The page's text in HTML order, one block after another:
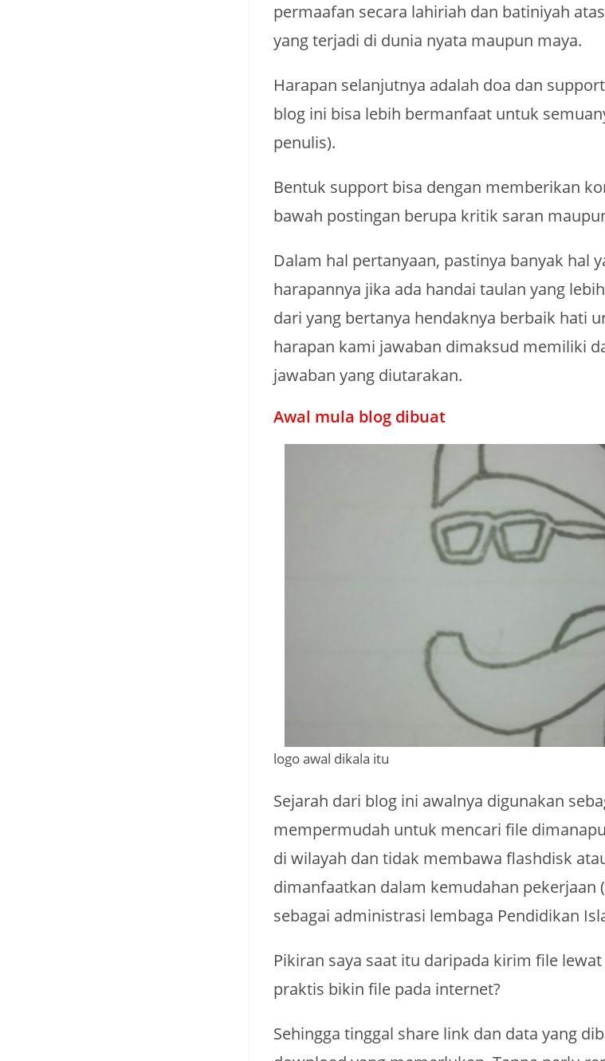
permaafan secara lahiriah dan batiniyah
yang terjadi di dunia nyata maupun maya.
Harapan selanjutnya adalah doa dan
blog ini bisa lebih bermanfaat untuk
penulis).
Bentuk support bisa dengan memberikan
bawah postingan berupa kritik saran
Dalam hal pertanyaan, pastinya banyak hal
harapannya jika ada handai taulan yang
dari yang bertanya hendaknya berbaik hati
harapan kami jawaban dimaksud memiliki
jawaban yang diutarakan.
Awal mula blog dibuat
logo awal dikala itu
Sejarah dari blog ini awalnya digunakan
mempermudah untuk mencari file
di wilayah dan tidak membawa flashdisk
dimanfaatkan dalam kemudahan pekerjaan
sebagai administrasi lembaga Pendidikan
Pikiran saya saat itu daripada kirim file
praktis bikin file pada internet?
Sehingga tinggal share link dan data yang